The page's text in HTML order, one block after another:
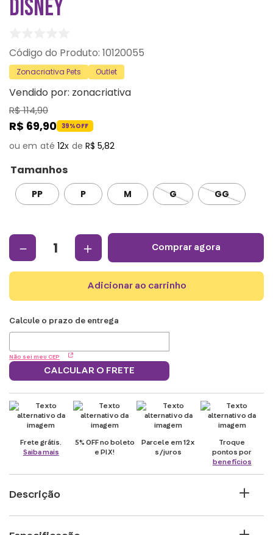
DISNEY
: 10120055
Zonacriativa Pets Outlet
Vendido por: zonacriativa
R$114,90
R$ 69,90 39%OFF
12 R$ 5,82
Tamanhos
PP P M G GG
＋
－ comprar agora
adicionar ao carrinho
Não sei meu CEP
CALCULAR O FRETE
Frete grátis.
Saiba mais
5% OFF no boleto
e PIX!
Parcele em 12x
s/juros
Troque
pontos por
benefícios
Descrição